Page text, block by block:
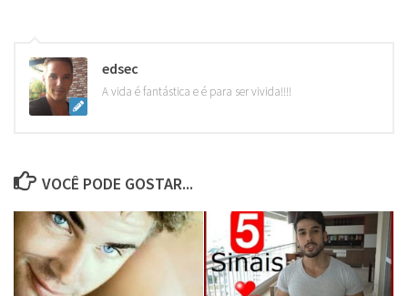
edsec
A vida é fantástica e é para ser vivida!!!!
VOCÊ PODE GOSTAR...